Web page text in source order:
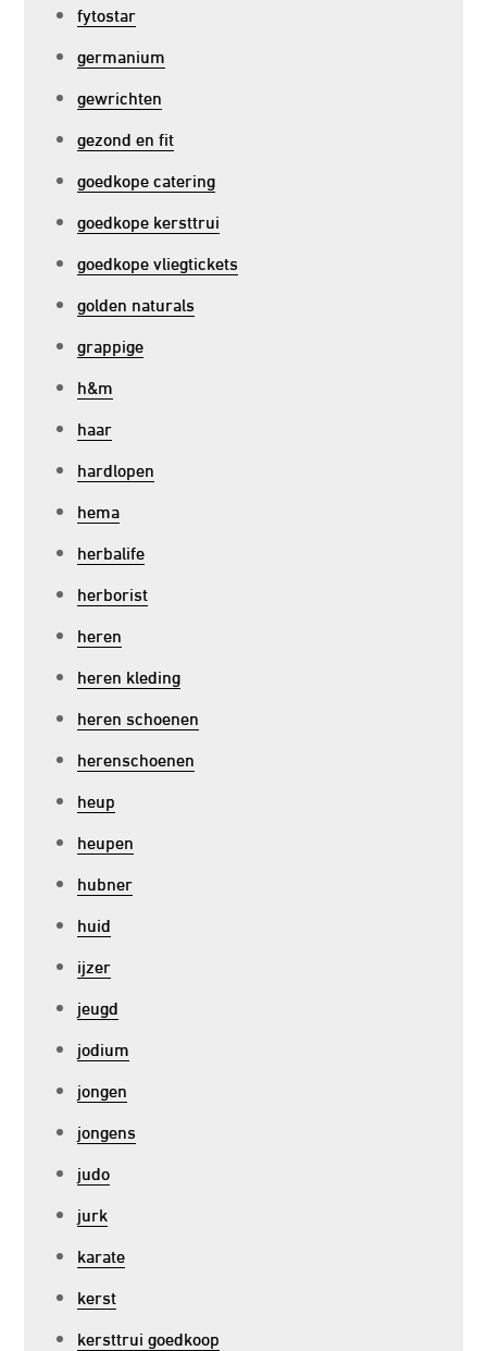
fytostar
germanium
gewrichten
gezond en fit
goedkope catering
goedkope kersttrui
goedkope vliegtickets
golden naturals
grappige
h&m
haar
hardlopen
hema
herbalife
herborist
heren
heren kleding
heren schoenen
herenschoenen
heup
heupen
hubner
huid
ijzer
jeugd
jodium
jongen
jongens
judo
jurk
karate
kerst
kersttrui goedkoop